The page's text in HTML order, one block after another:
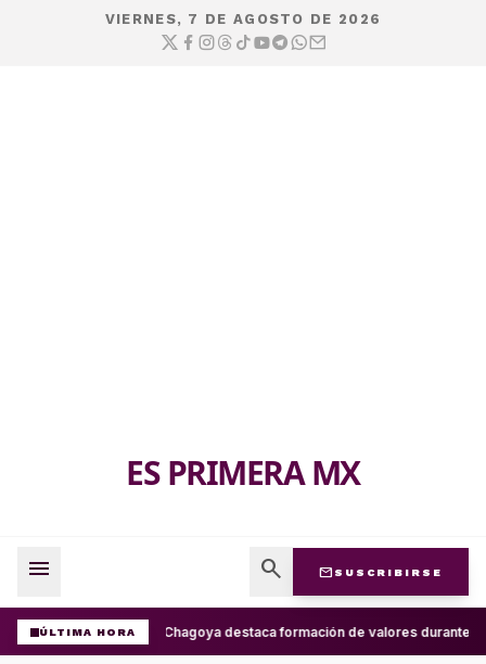
VIERNES, 7 DE AGOSTO DE 2026
ES PRIMERA MX
menu search mail SUSCRIBIRSE
ÚLTIMA HORARay Chagoya destaca formación de valores durante